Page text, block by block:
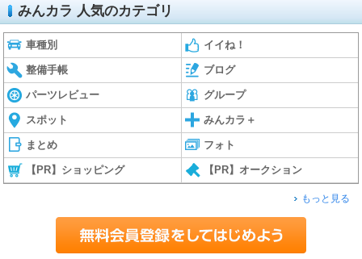
みんカラ 人気のカテゴリ
車種別 イイね！
整備手帳 ブログ
パーツレビュー グループ
スポット みんカラ＋
まとめ フォト
【PR】ショッピング 【PR】オークション
もっと見る